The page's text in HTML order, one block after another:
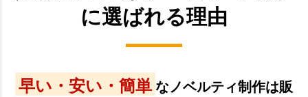
に選ばれる理由
早い・安い・簡単 なノベルティ制作は販